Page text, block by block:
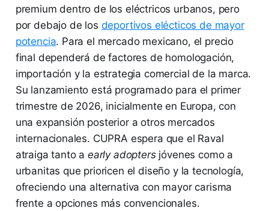
premium dentro de los eléctricos urbanos, pero
por debajo de los deportivos elécticos de mayor
potencia. Para el mercado mexicano, el precio
final dependerá de factores de homologación,
importación y la estrategia comercial de la marca.
Su lanzamiento está programado para el primer
trimestre de 2026, inicialmente en Europa, con
una expansión posterior a otros mercados
internacionales. CUPRA espera que el Raval
atraiga tanto a early adoptersjóvenes como a
urbanitas que prioricen el diseño y la tecnología,
ofreciendo una alternativa con mayor carisma
frente a opciones más convencionales.